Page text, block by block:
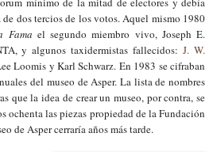
dos tercios de los votos. Aquel mismo 1980
Fama el segundo miembro vivo, Joseph E.
y algunos taxidermistas fallecidos:J. W.
Loomis y Karl Schwarz. En 1983 se cifraban
del museo de Asper. La lista de nombres
que la idea de crear un museo, por contra, se
ochenta las piezas propiedad de la Fundación
de Asper cerraría años más tarde.